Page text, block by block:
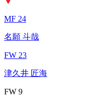
MF 24
名願 斗哉
FW 23
津久井 匠海
FW 9